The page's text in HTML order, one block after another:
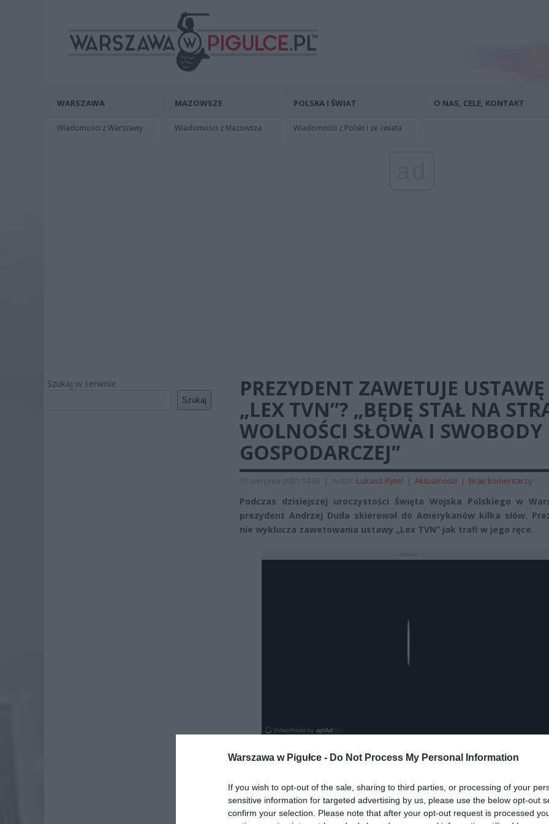
Warszawa w Pigułce - Do Not Process My Personal Information
If you wish to opt-out of the sale, sharing to third parties, or processing of your
sensitive information for targeted advertising by us, please use the below opt-out
confirm your selection. Please note that after your opt-out request is processed
WARSZAWA
Wiadomości z Warszawy
MAZOWSZE
Wiadomości z Mazowsza
POLSKA I ŚWIAT
Wiadomości z Polski i ze świata
O NAS, CELE, KONTAKT
Szukaj w serwisie
Szukaj
PREZYDENT ZAWETUJE USTAWĘ
„LEX TVN”? „BĘDĘ STAŁ NA
WOLNOŚCI SŁOWA I SWOBODY
GOSPODARCZEJ”
15 sierpnia 2021 14:03 | Autor: Łukasz Rytel | Aktualności | Brak komentarzy
Podczas dzisiejszej uroczystości Święta Wojska Polskiego w
prezydent Andrzej Duda skierował do Amerykanów kilka słów.
nie wyklucza zawetowania ustawy „Lex TVN” jak trafi w jego ręce.
Dodaj nas do preferowanych źródeł w Google